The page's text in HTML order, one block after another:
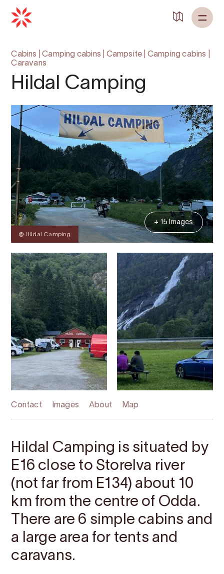
Cabins |Camping cabins Campsite Camping cabins
Caravans
Hildal Camping
@ Hildal Camping
+ 15 Images
Contact Images About Map
Hildal Camping is situated by
E16 close to Storelva river
(not far from E134) about 10
km from the centre of Odda.
There are 6 simple cabins and
a large area for tents and
caravans.